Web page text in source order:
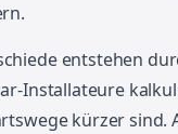
entstehen
Installateure
kürzer